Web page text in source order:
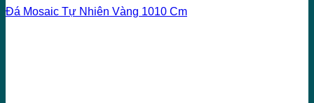
Đá Mosaic Tự Nhiên Vàng 1010 Cm